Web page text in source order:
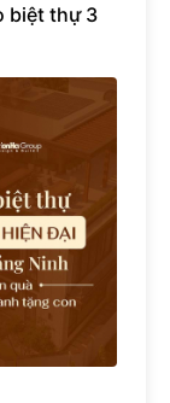
biệt thự 3